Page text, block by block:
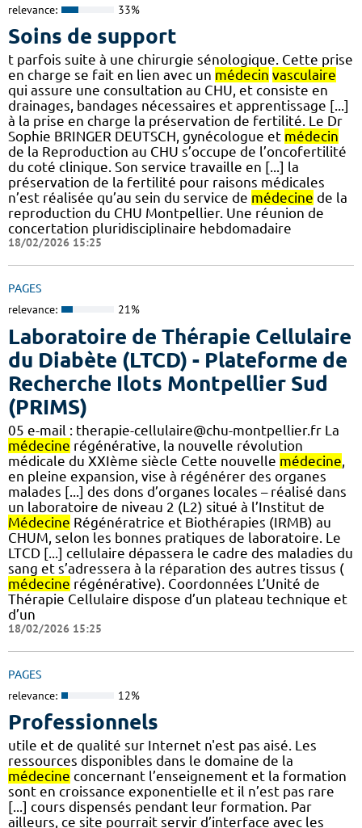
relevance: 33%
Soins de support
t parfois suite à une chirurgie sénologique. Cette prise
en charge se fait en lien avec un médecin vasculaire
qui assure une consultation au CHU, et consiste en
drainages, bandages nécessaires et apprentissage [...]
à la prise en charge la préservation de fertilité. Le Dr
Sophie BRINGER DEUTSCH, gynécologue et médecin
de la Reproduction au CHU s’occupe de l’oncofertilité
du coté clinique. Son service travaille en [...] la
préservation de la fertilité pour raisons médicales
n’est réalisée qu’au sein du service de médecine de la
reproduction du CHU Montpellier. Une réunion de
concertation pluridisciplinaire hebdomadaire
18/02/2026 15:25
PAGES
relevance: 21%
Laboratoire de Thérapie Cellulaire
du Diabète (LTCD) - Plateforme de
Recherche Ilots Montpellier Sud
(PRIMS)
05 e-mail : therapie-cellulaire@chu-montpellier.fr La
médecine régénérative, la nouvelle révolution
médicale du XXIème siècle Cette nouvelle médecine,
en pleine expansion, vise à régénérer des organes
malades [...] des dons d’organes locales – réalisé dans
un laboratoire de niveau 2 (L2) situé à l’Institut de
Médecine Régénératrice et Biothérapies (IRMB) au
CHUM, selon les bonnes pratiques de laboratoire. Le
LTCD [...] cellulaire dépassera le cadre des maladies du
sang et s’adressera à la réparation des autres tissus (
médecine régénérative). Coordonnées L’Unité de
Thérapie Cellulaire dispose d’un plateau technique et
d’un
18/02/2026 15:25
PAGES
relevance: 12%
Professionnels
utile et de qualité sur Internet n'est pas aisé. Les
ressources disponibles dans le domaine de la
médecine concernant l’enseignement et la formation
sont en croissance exponentielle et il n’est pas rare
[...] cours dispensés pendant leur formation. Par
ailleurs, ce site pourrait servir d’interface avec les